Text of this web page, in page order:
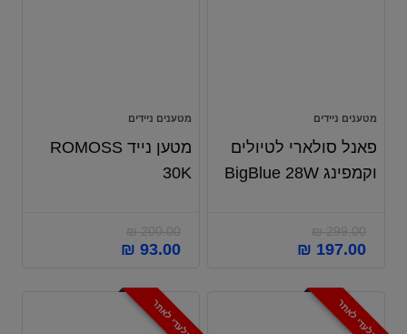
מטענים ניידים
פאנל סולארי לטיולים
וקמפינג BigBlue 28W
₪299.00
₪ 197.00
מטענים ניידים
מטען נייד ROMOSS
30K
₪200.00
₪ 93.00
בלעדי לאתר בלעדי לאתר